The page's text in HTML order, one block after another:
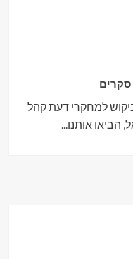
למחקרי דעת קהל
אותנו...